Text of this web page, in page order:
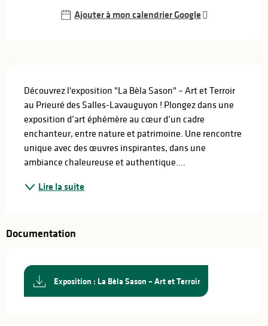
Ajouter à mon calendrier Google
Découvrez l'exposition "La Bèla Sason" – Art et Terroir
au Prieuré des Salles-Lavauguyon ! Plongez dans une
exposition d’art éphémère au cœur d’un cadre
enchanteur, entre nature et patrimoine. Une rencontre
unique avec des œuvres inspirantes, dans une
ambiance chaleureuse et authentique....
Lire la suite
Documentation
Exposition : La Bèla Sason – Art et Terroir